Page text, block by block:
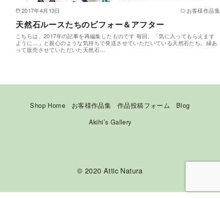
2017年4月13日 お客様作品集
天然石ルースたちのビフォー＆アフター
こちらは、2017年の記事を再編集したものです 毎回、「気に入ってもらえます
ように…」と親心のような気持ちで発送させていただいている天然石たち。縁あ
って販売させていただいた天然石…
Shop Home お客様作品集 作品投稿フォーム
Blog
Akihi’s Gallery
© 2020 Attic Natura